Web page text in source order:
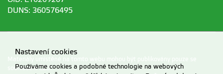
DUNS: 360576495
souhlasem ČZU.
Nastavení cookies
Používáme cookies a podobné technologie na webových